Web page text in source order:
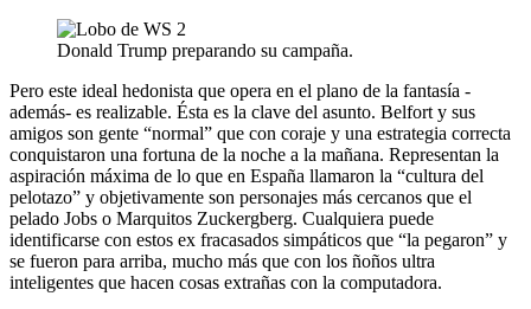
Donald Trump preparando su campaña.
Pero este ideal hedonista que opera en el plano de la fantasía -
además- es realizable. Ésta es la clave del asunto. Belfort y sus
amigos son gente “normal” que con coraje y una estrategia correcta
conquistaron una fortuna de la noche a la mañana. Representan la
aspiración máxima de lo que en España llamaron la “cultura del
pelotazo” y objetivamente son personajes más cercanos que el
pelado Jobs o Marquitos Zuckergberg. Cualquiera puede
identificarse con estos ex fracasados simpáticos que “la pegaron” y
se fueron para arriba, mucho más que con los ñoños ultra
inteligentes que hacen cosas extrañas con la computadora.